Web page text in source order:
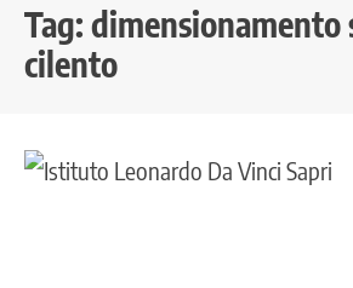
Tag: dimensionamento
cilento